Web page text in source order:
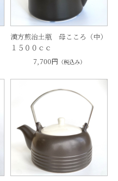
漢方煎治土瓶 母こころ（中）
１５００ｃｃ
7,700円 （税込み）